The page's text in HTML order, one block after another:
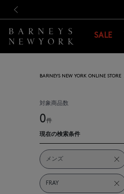
SALE
BARNEYS NEW YORK ONLINE STORE
対象商品数
0件
現在の検索条件
メンズ
FRAY